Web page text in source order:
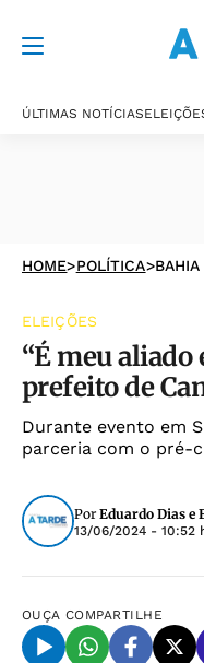
ÚLTIMAS NOTÍCIAS
HOME>POLÍTICA>BAHIA
ELEIÇÕES
“É meu aliado
prefeito de
Durante evento em
parceria com o pré-
Por Eduardo Dias e
13/06/2024 - 10:52
OUÇA COMPARTILHE